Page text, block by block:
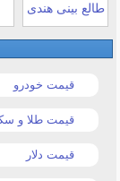
طالع بینی هندی
قیمت خودرو
قیمت طلا و
قیمت دلار